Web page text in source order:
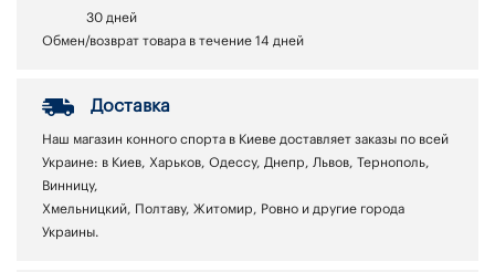
30 дней
Обмен/возврат товара в течение 14 дней
Доставка
Наш магазин конного спорта в Киеве доставляет заказы по всей
Украине: в Киев, Харьков, Одессу, Днепр, Львов, Тернополь,
Винницу,
Хмельницкий, Полтаву, Житомир, Ровно и другие города
Украины.